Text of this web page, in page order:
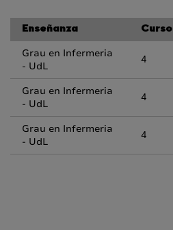
Enseñanza Curso
Grau en Infermeria
- UdL
4
Grau en Infermeria
- UdL
4
Grau en Infermeria
- UdL
4